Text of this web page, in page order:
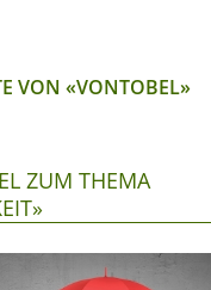
VON «VONTOBEL»
ZUM THEMA